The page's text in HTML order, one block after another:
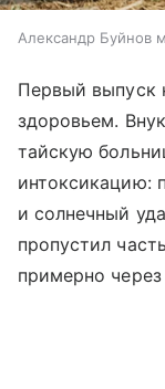
Александр Буйнов
Первый выпуск
здоровьем.
тайскую
интоксикацию:
и солнечный
пропустил
примерно через